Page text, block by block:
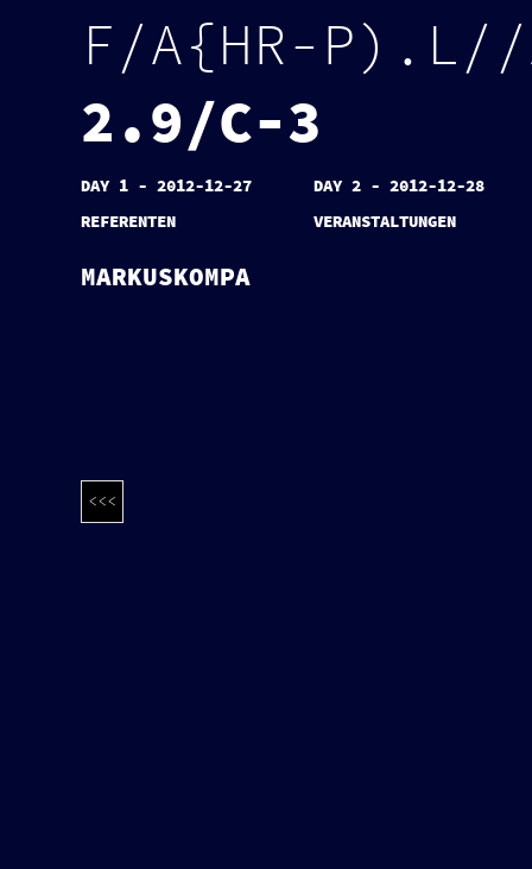
DAY 1 - 2012-12-27
DAY 2 - 2012-12-28
REFERENTEN
VERANSTALTUNGEN
F/A{ HR- P) . L/ /
2.9/C-3
MARKUSKOMPA
<<<